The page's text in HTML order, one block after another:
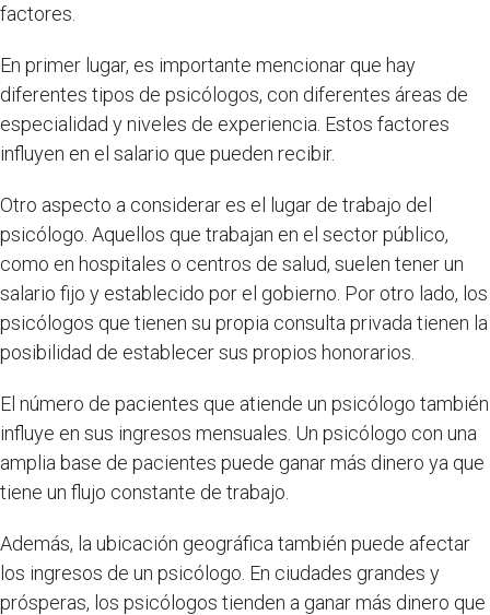
factores.
En primer lugar, es importante mencionar que hay
diferentes tipos de psicólogos, con diferentes áreas de
especialidad y niveles de experiencia. Estos factores
influyen en el salario que pueden recibir.
Otro aspecto a considerar es el lugar de trabajo del
psicólogo. Aquellos que trabajan en el sector público,
como en hospitales o centros de salud, suelen tener un
salario fijo y establecido por el gobierno. Por otro lado, los
psicólogos que tienen su propia consulta privada tienen la
posibilidad de establecer sus propios honorarios.
El número de pacientes que atiende un psicólogo también
influye en sus ingresos mensuales. Un psicólogo con una
amplia base de pacientes puede ganar más dinero ya que
tiene un flujo constante de trabajo.
Además, la ubicación geográfica también puede afectar
los ingresos de un psicólogo. En ciudades grandes y
prósperas, los psicólogos tienden a ganar más dinero que